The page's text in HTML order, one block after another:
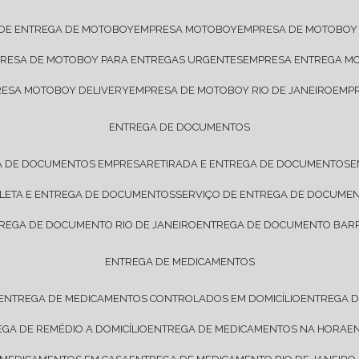
ENTREGA DE MOTOBOY EMPRESA MOTOBOY EMPRESA DE
DE MOTOBOY PARA ENTREGAS URGENTES EMPRESA ENTREGA
MOTOBOY DELIVERY EMPRESA DE MOTOBOY RIO DE JANEIRO
ENTREGA DE DOCUMENTOS
DE DOCUMENTOS EMPRESA RETIRADA E ENTREGA DE DOCUMENTOS
E ENTREGA DE DOCUMENTOS SERVIÇO DE ENTREGA DE
DE DOCUMENTO RIO DE JANEIRO ENTREGA DE DOCUMENTO
ENTREGA DE MEDICAMENTOS
ENTREGA DE MEDICAMENTOS CONTROLADOS EM DOMICÍLIO ENTREGA
DE REMÉDIO A DOMICÍLIO ENTREGA DE MEDICAMENTOS NA HORA